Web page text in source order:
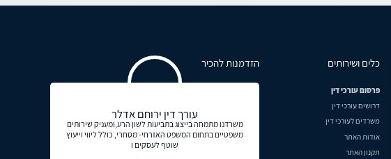
כלים ושירותים
פרסום עורכי דין
דרושים עורכי דין
משרדים לעורכי דין
אודות האתר
תקנון האתר
הזדמנות להכיר
עורך דין ירוחם אדלר
משרדנו מתמחה בייצוג בתביעות לשון הרע,ומעניק שירותים
משפטיים בתחום המשפט האזרחי- מסחרי, כולל ליווי וייעוץ
שוטף לעסקים ו